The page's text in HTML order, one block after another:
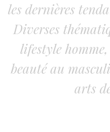
les dernières
Diverses
lifestyle
beauté au
arts